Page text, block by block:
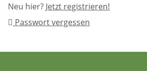
Neu hier? Jetzt registrieren!
Passwort vergessen